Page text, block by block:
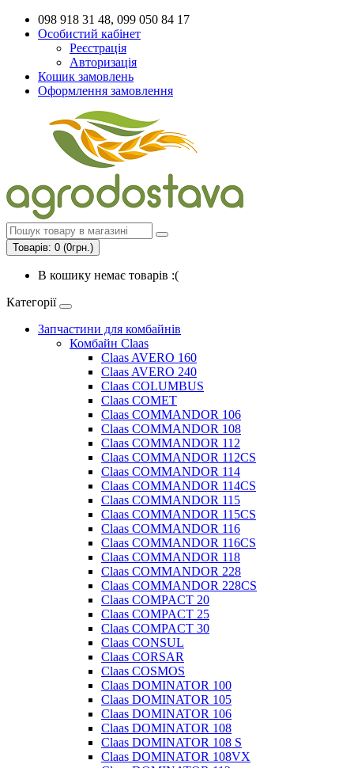
098 918 31 48, 099 050 84 17
Особистий кабінет
Реєстрація
Авторизація
Кошик замовлень
Оформлення замовлення
Товарів: 0 (0грн.)
В кошику немає товарів :(
Категорії
Запчастини для комбайнів
Комбайн Claas
Claas AVERO 160
Claas AVERO 240
Claas COLUMBUS
Claas COMET
Claas COMMANDOR 106
Claas COMMANDOR 108
Claas COMMANDOR 112
Claas COMMANDOR 112CS
Claas COMMANDOR 114
Claas COMMANDOR 114CS
Claas COMMANDOR 115
Claas COMMANDOR 115CS
Claas COMMANDOR 116
Claas COMMANDOR 116CS
Claas COMMANDOR 118
Claas COMMANDOR 228
Claas COMMANDOR 228CS
Claas COMPACT 20
Claas COMPACT 25
Claas COMPACT 30
Claas CONSUL
Claas CORSAR
Claas COSMOS
Claas DOMINATOR 100
Claas DOMINATOR 105
Claas DOMINATOR 106
Claas DOMINATOR 108
Claas DOMINATOR 108 S
Claas DOMINATOR 108VX